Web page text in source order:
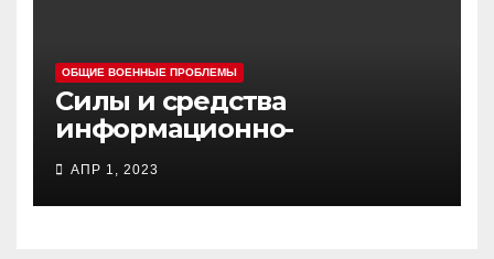
ОБЩИЕ ВОЕННЫЕ ПРОБЛЕМЫ
Силы и средства
информационно-
психологических операций
вооруженных сил Украины
АПР 1, 2023